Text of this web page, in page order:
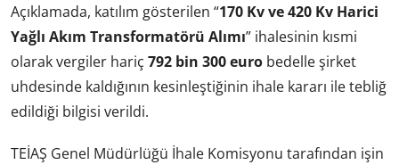
Açıklamada, katılım gösterilen “170 Kv ve 420 Kv Harici
Yağlı Akım Transformatörü Alımı” ihalesinin kısmi
olarak vergiler hariç 792 bin 300 euro bedelle şirket
uhdesinde kaldığının kesinleştiğinin ihale kararı ile tebliğ
edildiği bilgisi verildi.
TEİAŞ Genel Müdürlüğü İhale Komisyonu tarafından işin